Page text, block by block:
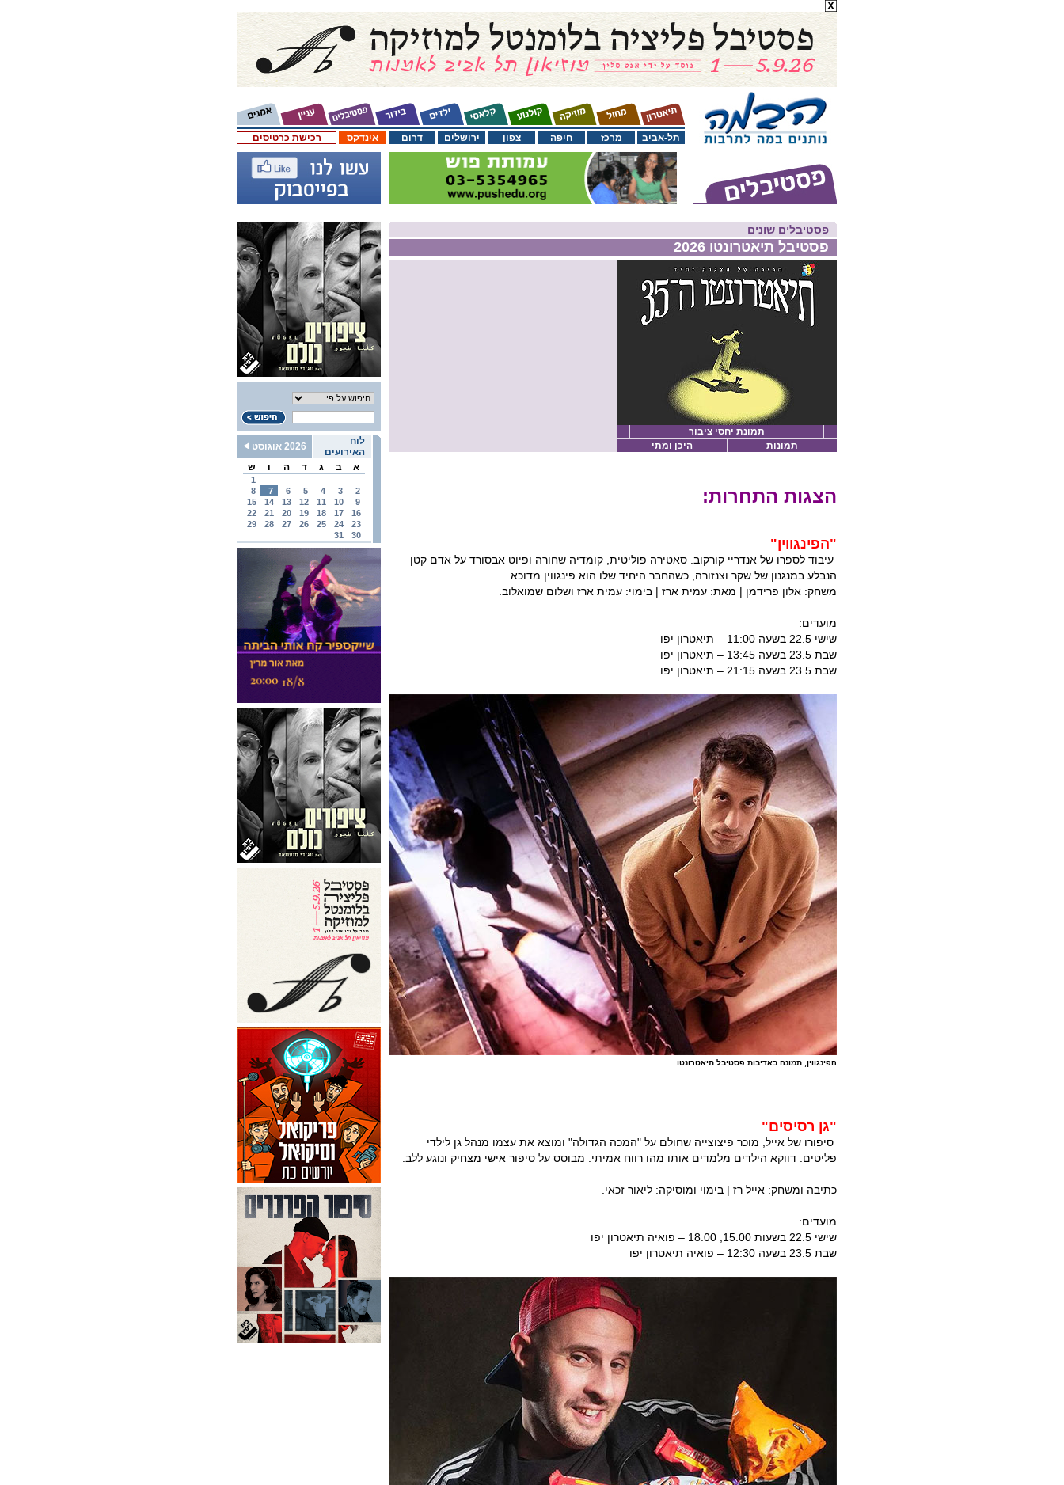
רכישת כרטיסים אינדקס דרום ירושלים צפון חיפה מרכז תל-אביב
לוח
האירועים
2026 אוגוסט
א
ב ג ד ה ו ש
1
2
3
4
5
6
7
8
9
10
11
12
13
14
15
16
17
18
19
20
21
22
23
24
25
26
27
28
29
30
31
פסטיבלים שונים
פסטיבל תיאטרונטו 2026
תמונת יחסי ציבור
תמונות
היכן ומתי
הצגות התחרות:
"הפינגווין"
עיבוד לספרו של אנדריי קורקוב. סאטירה פוליטית, קומדיה שחורה ופיוט אבסורד על אדם קטן
הנבלע במנגנון של שקר וצנזורה, כשהחבר היחיד שלו הוא פינגווין מדוכא.
משחק: אלון פרידמן | מאת: עמית ארז | בימוי: עמית ארז ושלום שמואלוב.
מועדים:
שישי 22.5 בשעה 11:00 – תיאטרון יפו
שבת 23.5 בשעה 13:45 – תיאטרון יפו
שבת 23.5 בשעה 21:15 – תיאטרון יפו
הפינגווין, תמונה באדיבות פסטיבל תיאטרונטו
"גן רסיסים"
סיפורו של אייל, מוכר פיצוצייה שחולם על "המכה הגדולה" ומוצא את עצמו מנהל גן לילדי
פליטים. דווקא הילדים מלמדים אותו מהו רווח אמיתי. מבוסס על סיפור אישי מצחיק ונוגע ללב.
כתיבה ומשחק: אייל רז | בימוי ומוסיקה: ליאור זכאי.
מועדים:
שישי 22.5 בשעות 15:00, 18:00 – פואיה תיאטרון יפו
שבת 23.5 בשעה 12:30 – פואיה תיאטרון יפו